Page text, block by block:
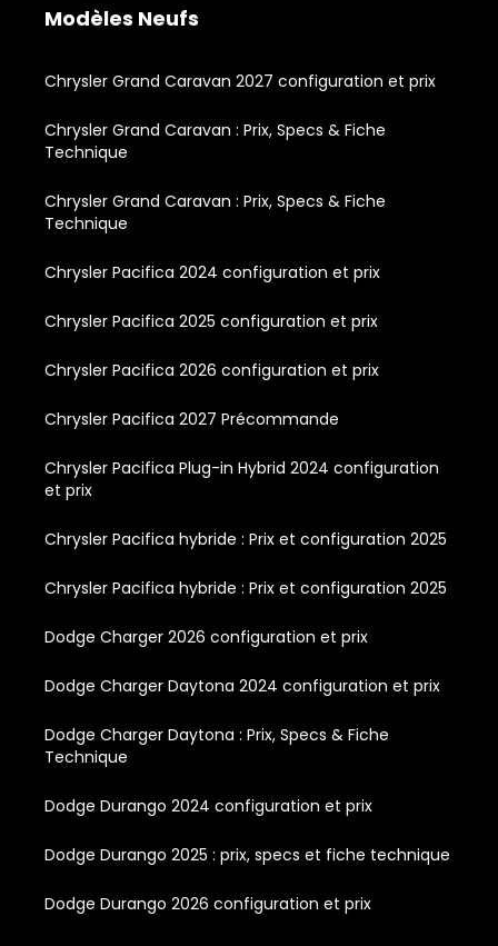
Modèles Neufs
Chrysler Grand Caravan 2027 configuration et prix
Chrysler Grand Caravan : Prix, Specs & Fiche
Technique
Chrysler Grand Caravan : Prix, Specs & Fiche
Technique
Chrysler Pacifica 2024 configuration et prix
Chrysler Pacifica 2025 configuration et prix
Chrysler Pacifica 2026 configuration et prix
Chrysler Pacifica 2027 Précommande
Chrysler Pacifica Plug-in Hybrid 2024 configuration
et prix
Chrysler Pacifica hybride : Prix et configuration 2025
Chrysler Pacifica hybride : Prix et configuration 2025
Dodge Charger 2026 configuration et prix
Dodge Charger Daytona 2024 configuration et prix
Dodge Charger Daytona : Prix, Specs & Fiche
Technique
Dodge Durango 2024 configuration et prix
Dodge Durango 2025 : prix, specs et fiche technique
Dodge Durango 2026 configuration et prix